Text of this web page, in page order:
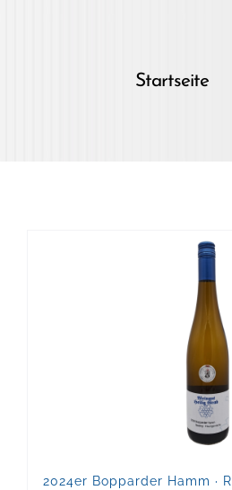
Startseite
2024er Bopparder Hamm ·